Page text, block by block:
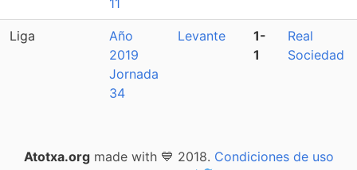
11
Liga
Año
2019
Jornada
34
Levante
1-
1
Real
Sociedad
Atotxa.orgmade with 💙 2018. Condiciones de uso